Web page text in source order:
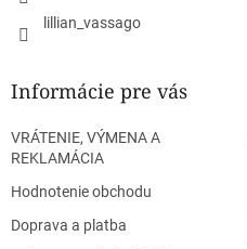
lillian_vassago
Informácie pre vás
VRÁTENIE, VÝMENA A
REKLAMÁCIA
Hodnotenie obchodu
Doprava a platba